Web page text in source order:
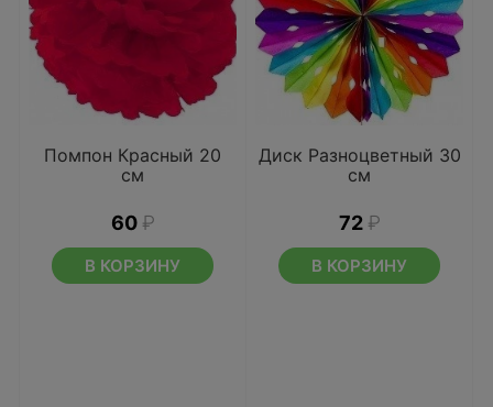
Помпон Красный 20
см
60 ₽
В КОРЗИНУ
Диск Разноцветный 30
см
72 ₽
В КОРЗИНУ